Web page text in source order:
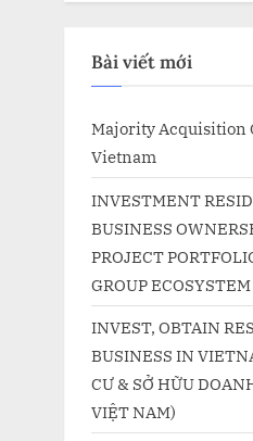
Bài viết mới
Majority Acquisition
Vietnam
INVESTMENT
BUSINESS
PROJECT
GROUP ECOSYSTEM
INVEST, OBTAIN
BUSINESS IN
CƯ & SỞ HỮU
VIỆT NAM)